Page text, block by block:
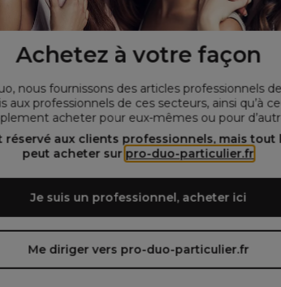
Achetez à votre façon
nous fournissons des articles professionnels
aux professionnels de ces secteurs, ainsi qu’à
acheter pour eux-mêmes ou pour
réservé aux clients professionnels, mais tout
peut acheter sur pro-duo-particulier.fr
Je suis un professionnel, acheter ici
Me diriger vers pro-duo-particulier.fr